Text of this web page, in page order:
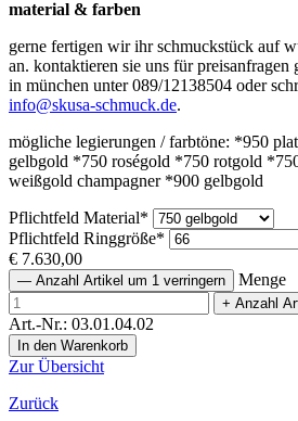
material & farben
gerne fertigen wir ihr schmuckstück auf
an. kontaktieren sie uns für preisanfragen
in münchen unter 089/12138504 oder
info@skusa-schmuck.de.
mögliche legierungen / farbtöne: *950
gelbgold *750 roségold *750 rotgold
weißgold champagner *900 gelbgold
Pflichtfeld Material*
Pflichtfeld Ringgröße*
€ 7.630,00
— Anzahl Artikel um 1 verringern Menge
+ Anzahl
Art.-Nr.: 03.01.04.02
Zur Übersicht
Zurück